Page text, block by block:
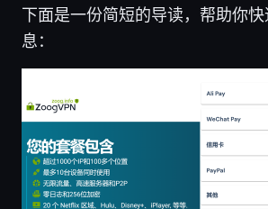
下面是一份简短的导读，帮助你
息：